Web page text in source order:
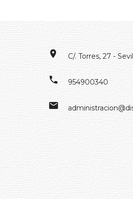
C/. Torres, 27 -
954900340